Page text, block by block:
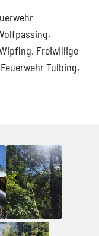
Freiwillige
Tulbing,